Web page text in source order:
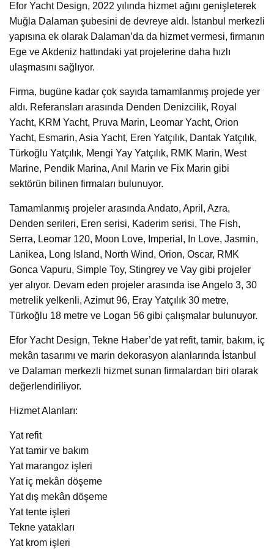
Efor Yacht Design, 2022 yılında hizmet ağını genişleterek
Muğla Dalaman şubesini de devreye aldı. İstanbul merkezli
yapısına ek olarak Dalaman’da da hizmet vermesi, firmanın
Ege ve Akdeniz hattındaki yat projelerine daha hızlı
ulaşmasını sağlıyor.
Firma, bugüne kadar çok sayıda tamamlanmış projede yer
aldı. Referansları arasında Denden Denizcilik, Royal
Yacht, KRM Yacht, Pruva Marin, Leomar Yacht, Orion
Yacht, Esmarin, Asia Yacht, Eren Yatçılık, Dantak Yatçılık,
Türkoğlu Yatçılık, Mengi Yay Yatçılık, RMK Marin, West
Marine, Pendik Marina, Anıl Marin ve Fix Marin gibi
sektörün bilinen firmaları bulunuyor.
Tamamlanmış projeler arasında Andato, April, Azra,
Denden serileri, Eren serisi, Kaderim serisi, The Fish,
Serra, Leomar 120, Moon Love, Imperial, In Love, Jasmin,
Lanikea, Long Island, North Wind, Orion, Oscar, RMK
Gonca Vapuru, Simple Toy, Stingrey ve Vay gibi projeler
yer alıyor. Devam eden projeler arasında ise Angelo 3, 30
metrelik yelkenli, Azimut 96, Eray Yatçılık 30 metre,
Türkoğlu 18 metre ve Logan 56 gibi çalışmalar bulunuyor.
Efor Yacht Design, Tekne Haber’de yat refit, tamir, bakım, iç
mekân tasarımı ve marin dekorasyon alanlarında İstanbul
ve Dalaman merkezli hizmet sunan firmalardan biri olarak
değerlendiriliyor.
Hizmet Alanları:
Yat refit
Yat tamir ve bakım
Yat marangoz işleri
Yat iç mekân döşeme
Yat dış mekân döşeme
Yat tente işleri
Tekne yatakları
Yat krom işleri